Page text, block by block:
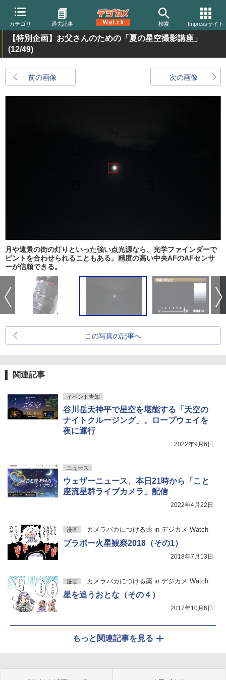
カテゴリ 過去記事 検索 Impressサイト
【特別企画】お父さんのための「夏の星空撮影講座」
(12/49)
前の画像 次の画像
月や遠景の街の灯りといった強い点光源なら、光学ファインダーで
ピントを合わせられることもある。精度の高い中央AFのAFセンサ
ーが信頼できる。
この写真の記事へ
関連記事
イベント告知
谷川岳天神平で星空を堪能する「天空の
ナイトクルージング」。ロープウェイを
夜に運行
2022年9月6日
ニュース
ウェザーニュース、本日21時から「こと
座流星群ライブカメラ」配信
2022年4月22日
漫画 カメラバカにつける薬 in デジカメ Watch
ブラボー火星観察2018（その1）
2018年7月13日
漫画 カメラバカにつける薬 in デジカメ Watch
星を追うおとな（その４）
2017年10月6日
もっと関連記事を見る